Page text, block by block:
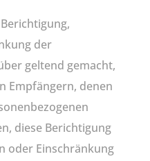
der
geltend gemacht,
Empfängern, denen
diese Berichtigung
oder Einschränkung